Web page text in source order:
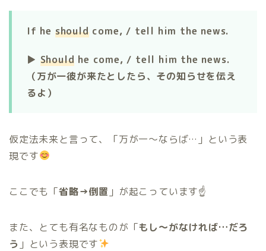
If he shouldcome, / tell him the news.
▶︎ Should he come, / tell him the news.
（万が一彼が来たとしたら、その知らせを伝え
るよ）
仮定法未来と言って、「万が一〜ならば…」という表
現です
ここでも「省略→倒置 」が起こっています☝️
また、とても有名なものが「もし〜がなければ…だろ
う 」という表現です